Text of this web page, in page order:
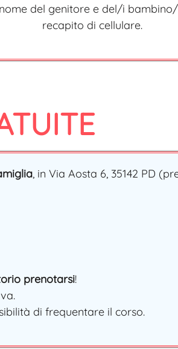
del genitore e del/i
recapito di cellulare.
, in Via Aosta 6, 35142 PD
prenotarsi!
di frequentare il corso.